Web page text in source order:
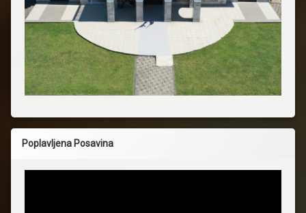
Poplavljena Posavina